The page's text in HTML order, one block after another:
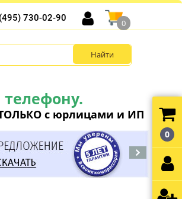
с юрлицами и ИП
730-02-90
0
0